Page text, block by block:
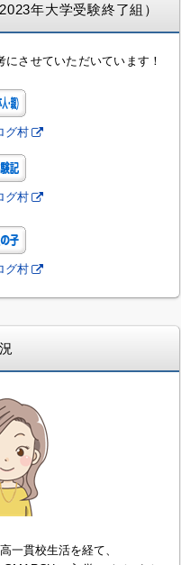
年大学受験終了組）
にさせていただいています！
グ村
グ村
グ村
一貫校生活を経て、